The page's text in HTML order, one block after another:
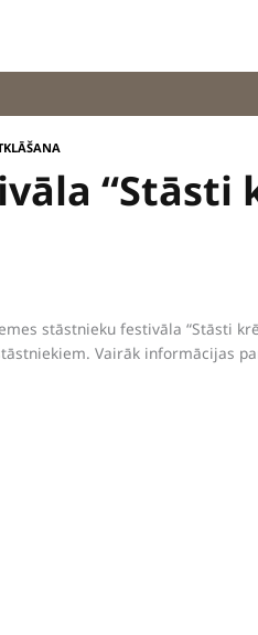
“Stāsti
stāstnieku festivāla “Stāsti
Vairāk informācijas